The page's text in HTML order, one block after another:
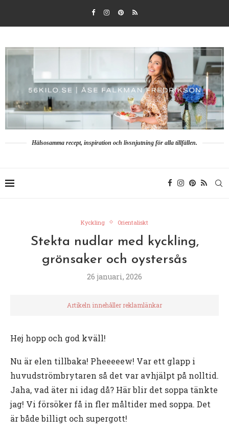
Hälsosamma recept, inspiration och livsnjutning för alla tillfällen.
Kyckling Orientaliskt
Stekta nudlar med kyckling,
grönsaker och oystersås
26 januari, 2026
Artikeln innehåller reklamlänkar
Hej hopp och god kväll!
Nu är elen tillbaka! Pheeeeew! Var ett glapp i
huvudströmbrytaren så det var avhjälpt på nolltid.
Jaha, vad äter ni idag då? Här blir det soppa tänkte
jag! Vi försöker få in fler måltider med soppa. Det
är både billigt och supergott!